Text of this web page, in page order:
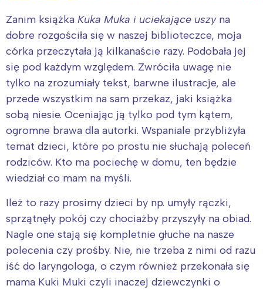
Zanim książka Kuka Muka i uciekające uszyna
dobre rozgościła się w naszej biblioteczce, moja
córka przeczytała ją kilkanaście razy. Podobała jej
się pod każdym względem. Zwróciła uwagę nie
tylko na zrozumiały tekst, barwne ilustracje, ale
przede wszystkim na sam przekaz, jaki książka
sobą niesie. Oceniając ją tylko pod tym kątem,
ogromne brawa dla autorki. Wspaniale przybliżyła
temat dzieci, które po prostu nie słuchają poleceń
rodziców. Kto ma pociechę w domu, ten będzie
wiedział co mam na myśli.
Ileż to razy prosimy dzieci by np. umyły rączki,
sprzątnęły pokój czy chociażby przyszyły na obiad.
Nagle one stają się kompletnie głuche na nasze
polecenia czy prośby. Nie, nie trzeba z nimi od razu
iść do laryngologa, o czym również przekonała się
mama Kuki Muki czyli inaczej dziewczynki o